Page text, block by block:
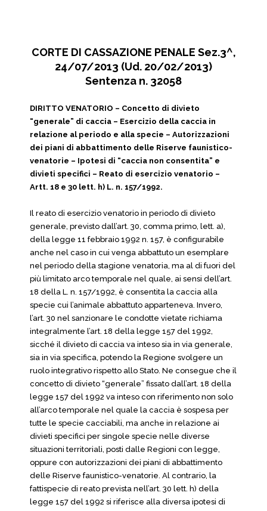
CORTE DI CASSAZIONE PENALE Sez.3^,
24/07/2013 (Ud. 20/02/2013)
Sentenza n. 32058
DIRITTO VENATORIO – Concetto di divieto
“generale” di caccia – Esercizio della caccia in
relazione al periodo e alla specie – Autorizzazioni
dei piani di abbattimento delle Riserve faunistico-
venatorie – Ipotesi di “caccia non consentita” e
divieti specifici – Reato di esercizio venatorio –
Artt. 18 e 30 lett. h) L. n. 157/1992.
Il reato di esercizio venatorio in periodo di divieto
generale, previsto dall’art. 30, comma primo, lett. a),
della legge 11 febbraio 1992 n. 157, è configurabile
anche nel caso in cui venga abbattuto un esemplare
nel periodo della stagione venatoria, ma al di fuori del
più limitato arco temporale nel quale, ai sensi dell’art.
18 della L. n. 157/1992, è consentita la caccia alla
specie cui l’animale abbattuto apparteneva. Invero,
l’art. 30 nel sanzionare le condotte vietate richiama
integralmente l’art. 18 della legge 157 del 1992,
sicché il divieto di caccia va inteso sia in via generale,
sia in via specifica, potendo la Regione svolgere un
ruolo integrativo rispetto allo Stato. Ne consegue che il
concetto di divieto “generale” fissato dall’art. 18 della
legge 157 del 1992 va inteso con riferimento non solo
all’arco temporale nel quale la caccia è sospesa per
tutte le specie cacciabili, ma anche in relazione ai
divieti specifici per singole specie nelle diverse
situazioni territoriali, posti dalle Regioni con legge,
oppure con autorizzazioni dei piani di abbattimento
delle Riserve faunistico-venatorie. Al contrario, la
fattispecie di reato prevista nell’art. 30 lett. h) della
legge 157 del 1992 si riferisce alla diversa ipotesi di